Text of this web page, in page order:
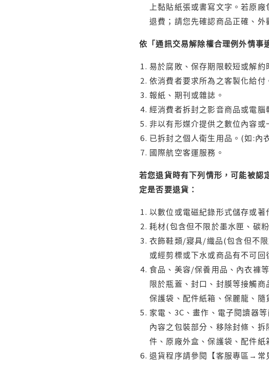
上黏貼紙張或書寫文字。若原
退費；請您先確認商品正確、
依「通訊交易解除權合理例外情事
易於腐敗、保存期限較短或解
依消費者要求所為之客製化給
報紙、期刊或雜誌。
經消費者拆封之影音商品或電腦
非以有形媒介提供之數位內容
已拆封之個人衛生用品。(如:內
國際航空客運服務。
若您退貨時有下列情形，可能被認
定是否要退貨：
以數位或電磁紀錄形式儲存或
耗材(包含但不限於墨水匣、碳
衣飾鞋類/寢具/織品(包含但不
或經剪標或下水或商品有不可回
食品、美容/保養用品、內衣褲
限於瓶蓋、封口、封膜等接觸
保護袋、配件紙箱、保麗龍、隨
家電、3C、畫作、電子閱讀器
內容之包裝部分、移除封條、
件、原廠外盒、保護袋、配件
退貨程序請參閱【客服專區→常